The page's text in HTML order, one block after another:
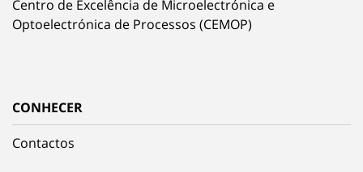
Centro de Excelência de Microelectrónica e
Optoelectrónica de Processos (CEMOP)
CONHECER
Contactos